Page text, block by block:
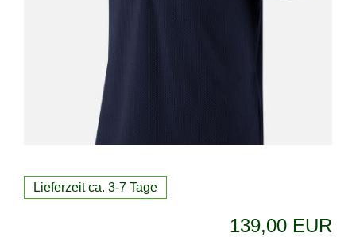
Lieferzeit ca. 3-7 Tage
139,00 EUR